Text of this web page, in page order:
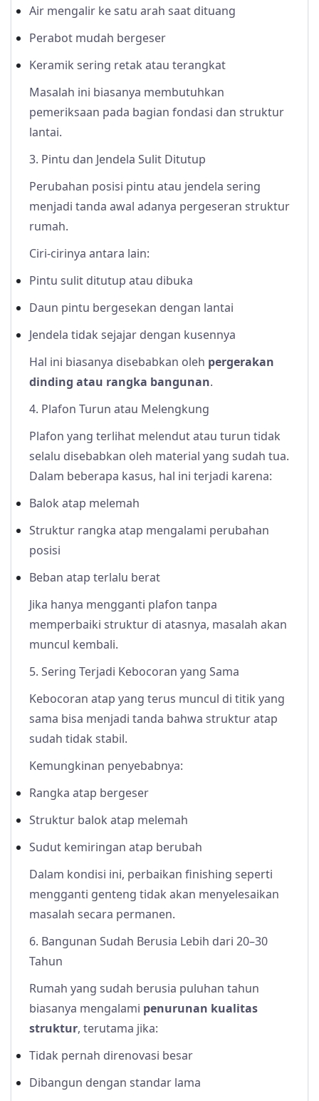
Air mengalir ke satu arah saat dituang
Perabot mudah bergeser
Keramik sering retak atau terangkat
Masalah ini biasanya membutuhkan
pemeriksaan pada bagian fondasi dan struktur
lantai.
3. Pintu dan Jendela Sulit Ditutup
Perubahan posisi pintu atau jendela sering
menjadi tanda awal adanya pergeseran struktur
rumah.
Ciri-cirinya antara lain:
Pintu sulit ditutup atau dibuka
Daun pintu bergesekan dengan lantai
Jendela tidak sejajar dengan kusennya
Hal ini biasanya disebabkan oleh pergerakan
dinding atau rangka bangunan.
4. Plafon Turun atau Melengkung
Plafon yang terlihat melendut atau turun tidak
selalu disebabkan oleh material yang sudah tua.
Dalam beberapa kasus, hal ini terjadi karena:
Balok atap melemah
Struktur rangka atap mengalami perubahan
posisi
Beban atap terlalu berat
Jika hanya mengganti plafon tanpa
memperbaiki struktur di atasnya, masalah akan
muncul kembali.
5. Sering Terjadi Kebocoran yang Sama
Kebocoran atap yang terus muncul di titik yang
sama bisa menjadi tanda bahwa struktur atap
sudah tidak stabil.
Kemungkinan penyebabnya:
Rangka atap bergeser
Struktur balok atap melemah
Sudut kemiringan atap berubah
Dalam kondisi ini, perbaikan finishing seperti
mengganti genteng tidak akan menyelesaikan
masalah secara permanen.
6. Bangunan Sudah Berusia Lebih dari 20–30
Tahun
Rumah yang sudah berusia puluhan tahun
biasanya mengalami penurunan kualitas
struktur, terutama jika:
Tidak pernah direnovasi besar
Dibangun dengan standar lama